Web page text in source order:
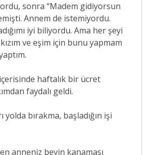
sonra “Madem gidiyorsun
Annem de istemiyordu.
iyi biliyordu. Ama her şeyi
ve eşim için bunu yapmam
içerisinde haftalık bir ücret
faydalı geldi.
yolda bırakma, başladığın işi
anneniz beyin kanaması